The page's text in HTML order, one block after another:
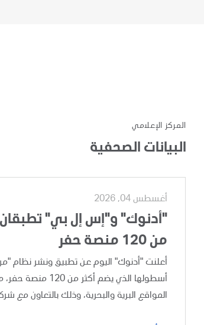
المركز الإعلامي
البيانات الصحفية
أغسطس 04, 2026
"أدنوك" و"إس إل بي" تطبقان
من 120 منصة حفر
أسطولها الذي
المواقع البرية والبحرية، وذلك بالتعاون مع